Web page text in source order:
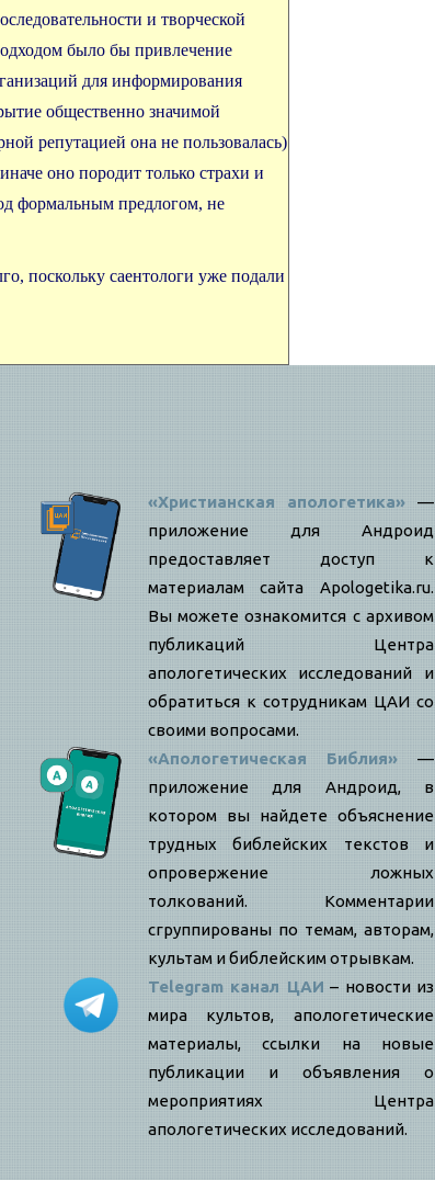
и творческой
было бы привлечение
для информирования
общественно значимой
репутацией она не пользовалась)
оно породит только страхи и
формальным предлогом, не
поскольку саентологи уже подали
«Христианская апологетика» —
приложение для Андроид
предоставляет доступ к
материалам сайта Apologetika.ru.
Вы можете ознакомится с архивом
публикаций Центра
апологетических исследований и
обратиться к сотрудникам ЦАИ со
своими вопросами.
«Апологетическая Библия» —
приложение для Андроид, в
котором вы найдете объяснение
трудных библейских текстов и
опровержение ложных
толкований. Комментарии
сгруппированы по темам, авторам,
культам и библейским отрывкам.
Telegram канал ЦАИ – новости из
мира культов, апологетические
материалы, ссылки на новые
публикации и объявления о
мероприятиях Центра
апологетических исследований.